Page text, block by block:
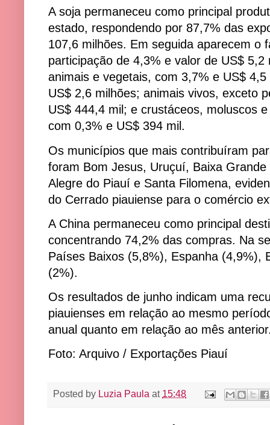
A soja permaneceu como principal
estado, respondendo por 87,7% das
107,6 milhões. Em seguida aparecem o
participação de 4,3% e valor de US$
animais e vegetais, com 3,7% e US$
US$ 2,6 milhões; animais vivos, exceto
US$ 444,4 mil; e crustáceos, moluscos
com 0,3% e US$ 394 mil.
Os municípios que mais contribuíram
foram Bom Jesus, Uruçuí, Baixa
Alegre do Piauí e Santa Filomena,
do Cerrado piauiense para o comércio
A China permaneceu como principal
concentrando 74,2% das compras. Na
Países Baixos (5,8%), Espanha (4,9%),
(2%).
Os resultados de junho indicam uma
piauienses em relação ao mesmo
anual quanto em relação ao mês
Foto: Arquivo / Exportações Piauí
Posted by Luzia Paula at 15:48